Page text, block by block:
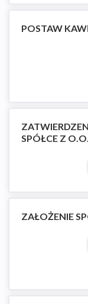
POSTAW
SPÓŁCE Z
ZAŁOŻENIE